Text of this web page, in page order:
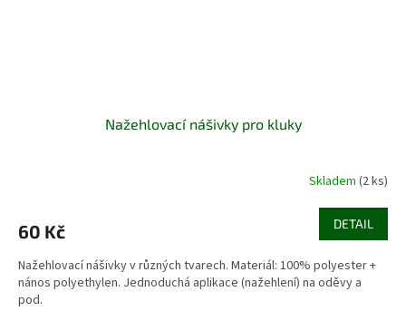
Nažehlovací nášivky pro kluky
Skladem (2 ks)
60 Kč DETAIL
Nažehlovací nášivky v různých tvarech. Materiál: 100% polyester +
nános polyethylen. Jednoduchá aplikace (nažehlení) na oděvy a
pod.